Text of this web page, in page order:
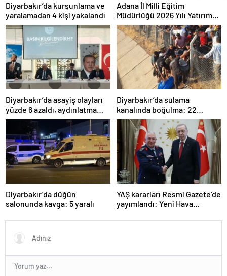
Diyarbakır’da kurşunlama ve
yaralamadan 4 kişi yakalandı
Adana İl Milli Eğitim
Müdürlüğü 2026 Yılı Yatırım
Programı değerlendirildi
Diyarbakır’da asayiş olayları
yüzde 6 azaldı, aydınlatma
oranı yüzde 98’e yükseldi
Diyarbakır’da sulama
kanalında boğulma: 22
yaşındaki genç hayatını
kaybetti
Diyarbakır’da düğün
salonunda kavga: 5 yaralı
YAŞ kararları Resmi Gazete’de
yayımlandı: Yeni Hava
Orgeneral Rafet Dalkıran